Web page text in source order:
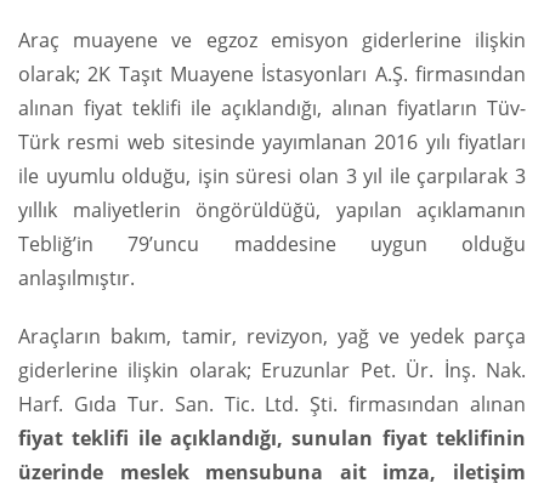
Araç muayene ve egzoz emisyon giderlerine ilişkin
olarak; 2K Taşıt Muayene İstasyonları A.Ş. firmasından
alınan fiyat teklifi ile açıklandığı, alınan fiyatların Tüv-
Türk resmi web sitesinde yayımlanan 2016 yılı fiyatları
ile uyumlu olduğu, işin süresi olan 3 yıl ile çarpılarak 3
yıllık maliyetlerin öngörüldüğü, yapılan açıklamanın
Tebliğ’in 79’uncu maddesine uygun olduğu
anlaşılmıştır.
Araçların bakım, tamir, revizyon, yağ ve yedek parça
giderlerine ilişkin olarak; Eruzunlar Pet. Ür. İnş. Nak.
Harf. Gıda Tur. San. Tic. Ltd. Şti. firmasından alınan
fiyat teklifi ile açıklandığı, sunulan fiyat teklifinin
üzerinde meslek mensubuna ait imza, iletişim